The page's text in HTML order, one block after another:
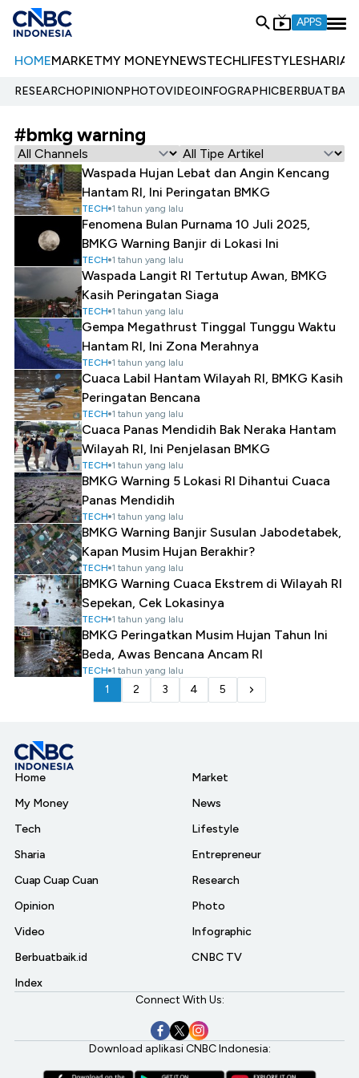
APPS
HOMEMARKETMY MONEYNEWSTECHLIFESTYLESHARIA
RESEARCHOPINIONPHOTOVIDEOINFOGRAPHIC
#bmkg warning
Waspada Hujan Lebat dan Angin Kencang
Hantam RI, Ini Peringatan BMKG
TECH 1 tahun yang lalu
Fenomena Bulan Purnama 10 Juli 2025,
BMKG Warning Banjir di Lokasi Ini
TECH 1 tahun yang lalu
Waspada Langit RI Tertutup Awan, BMKG
Kasih Peringatan Siaga
TECH 1 tahun yang lalu
Gempa Megathrust Tinggal Tunggu Waktu
Hantam RI, Ini Zona Merahnya
TECH 1 tahun yang lalu
Cuaca Labil Hantam Wilayah RI, BMKG Kasih
Peringatan Bencana
TECH 1 tahun yang lalu
Cuaca Panas Mendidih Bak Neraka Hantam
Wilayah RI, Ini Penjelasan BMKG
TECH 1 tahun yang lalu
BMKG Warning 5 Lokasi RI Dihantui Cuaca
Panas Mendidih
TECH 1 tahun yang lalu
BMKG Warning Banjir Susulan Jabodetabek,
Kapan Musim Hujan Berakhir?
TECH 1 tahun yang lalu
BMKG Warning Cuaca Ekstrem di Wilayah RI
Sepekan, Cek Lokasinya
TECH 1 tahun yang lalu
BMKG Peringatkan Musim Hujan Tahun Ini
Beda, Awas Bencana Ancam RI
TECH 1 tahun yang lalu
1 2 3 4 5
Home
My Money
Tech
Sharia
Cuap Cuap Cuan
Opinion
Video
Berbuatbaik.id
Index
Market
News
Lifestyle
Entrepreneur
Research
Photo
Infographic
CNBC TV
Connect With Us:
Download aplikasi CNBC Indonesia: